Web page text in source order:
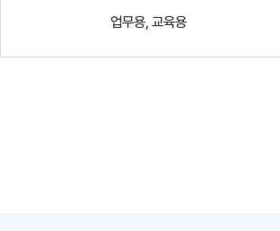
업무용, 교육용